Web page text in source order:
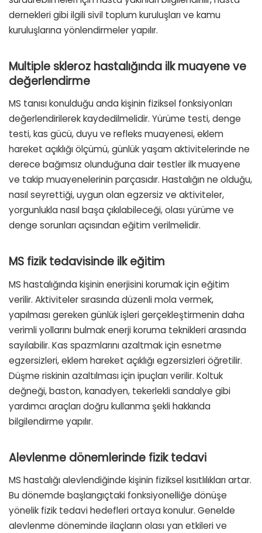
dernekleri gibi ilgili sivil toplum kuruluşları ve kamu
kuruluşlarına yönlendirmeler yapılır.
Multiple skleroz hastalığında ilk muayene ve
değerlendirme
MS tanısı konulduğu anda kişinin fiziksel fonksiyonları
değerlendirilerek kaydedilmelidir. Yürüme testi, denge
testi, kas gücü, duyu ve refleks muayenesi, eklem
hareket açıklığı ölçümü, günlük yaşam aktivitelerinde ne
derece bağımsız olunduğuna dair testler ilk muayene
ve takip muayenelerinin parçasıdır. Hastalığın ne olduğu,
nasıl seyrettiği, uygun olan egzersiz ve aktiviteler,
yorgunlukla nasıl başa çıkılabileceği, olası yürüme ve
denge sorunları açısından eğitim verilmelidir.
MS fizik tedavisinde ilk eğitim
MS hastalığında kişinin enerjisini korumak için eğitim
verilir. Aktiviteler sırasında düzenli mola vermek,
yapılması gereken günlük işleri gerçekleştirmenin daha
verimli yollarını bulmak enerji koruma teknikleri arasında
sayılabilir. Kas spazmlarını azaltmak için esnetme
egzersizleri, eklem hareket açıklığı egzersizleri öğretilir.
Düşme riskinin azaltılması için ipuçları verilir. Koltuk
değneği, baston, kanadyen, tekerlekli sandalye gibi
yardımcı araçları doğru kullanma şekli hakkında
bilgilendirme yapılır.
Alevlenme dönemlerinde fizik tedavi
MS hastalığı alevlendiğinde kişinin fiziksel kısıtlılıkları artar.
Bu dönemde başlangıçtaki fonksiyonelliğe dönüşe
yönelik fizik tedavi hedefleri ortaya konulur. Genelde
alevlenme döneminde ilaçların olası yan etkileri ve